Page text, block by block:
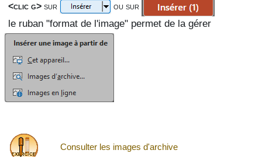
<clic g>sur ou sur
le ruban "format de l'image" permet de la gérer
Consulter les images d'archive